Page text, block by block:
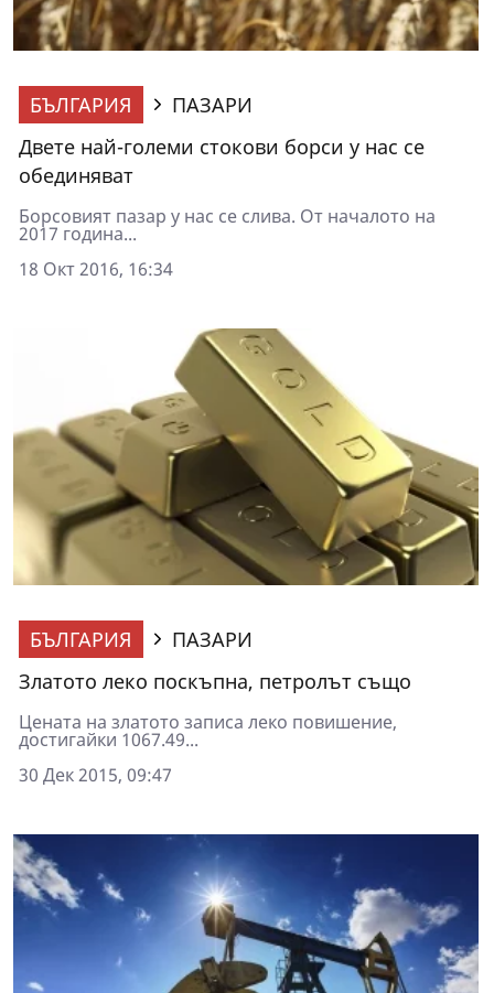
БЪЛГАРИЯ
ПАЗАРИ
Двете най-големи стокови борси у нас се
обединяват
Борсовият пазар у нас се слива. От началото на
2017 година...
18 Окт 2016, 16:34
БЪЛГАРИЯ
ПАЗАРИ
Златото леко поскъпна, петролът също
Цената на златото записа леко повишение,
достигайки 1067.49...
30 Дек 2015, 09:47